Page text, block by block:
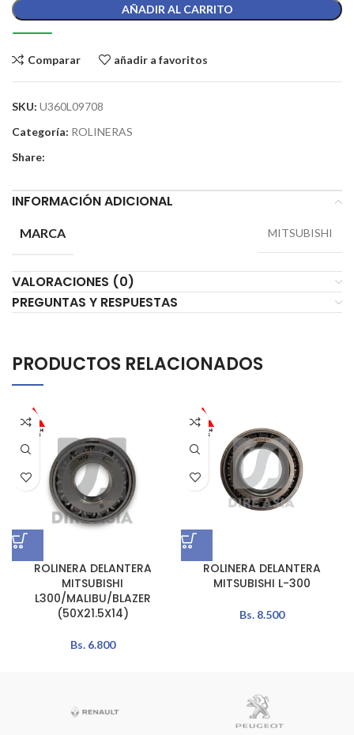
AÑADIR AL CARRITO
Comparar añadir a favoritos
SKU: U360L09708
Categoría: ROLINERAS
Share:
INFORMACIÓN ADICIONAL
MARCA MITSUBISHI
VALORACIONES (0)
PREGUNTAS Y RESPUESTAS
PRODUCTOS RELACIONADOS
ROLINERA DELANTERA
MITSUBISHI
L300/MALIBU/BLAZER
(50X21.5X14)
Bs.6.800
ROLINERA DELANTERA
MITSUBISHI L-300
Bs.8.500